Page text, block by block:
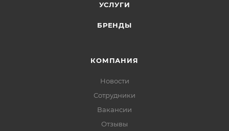
УСЛУГИ
БРЕНДЫ
КОМПАНИЯ
Новости
Сотрудники
Вакансии
Отзывы